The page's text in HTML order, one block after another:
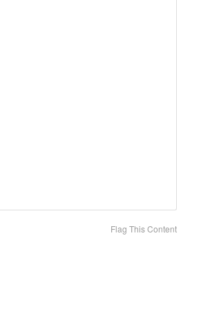
Flag This Content